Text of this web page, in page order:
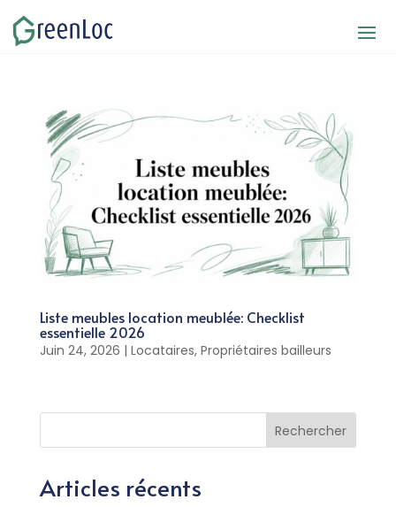
Liste meubles location meublée: Checklist
essentielle 2026
Juin 24, 2026 | Locataires, Propriétaires bailleurs
Rechercher
Articles récents